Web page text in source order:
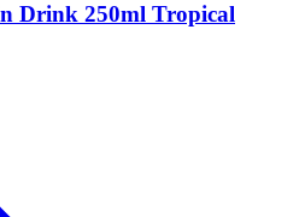
Drink 250ml Tropical